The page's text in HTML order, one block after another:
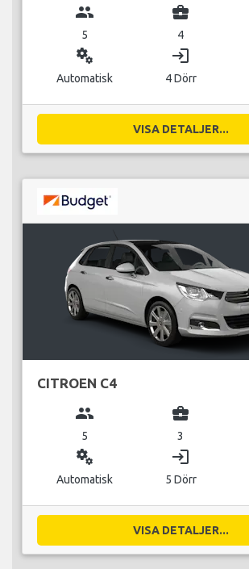
group
5
business_center
4
miscellaneous_services
Automatisk
login
4 Dörr
VISA DETALJER...
CITROEN C4
group
5
business_center
3
miscellaneous_services
Automatisk
login
5 Dörr
VISA DETALJER...